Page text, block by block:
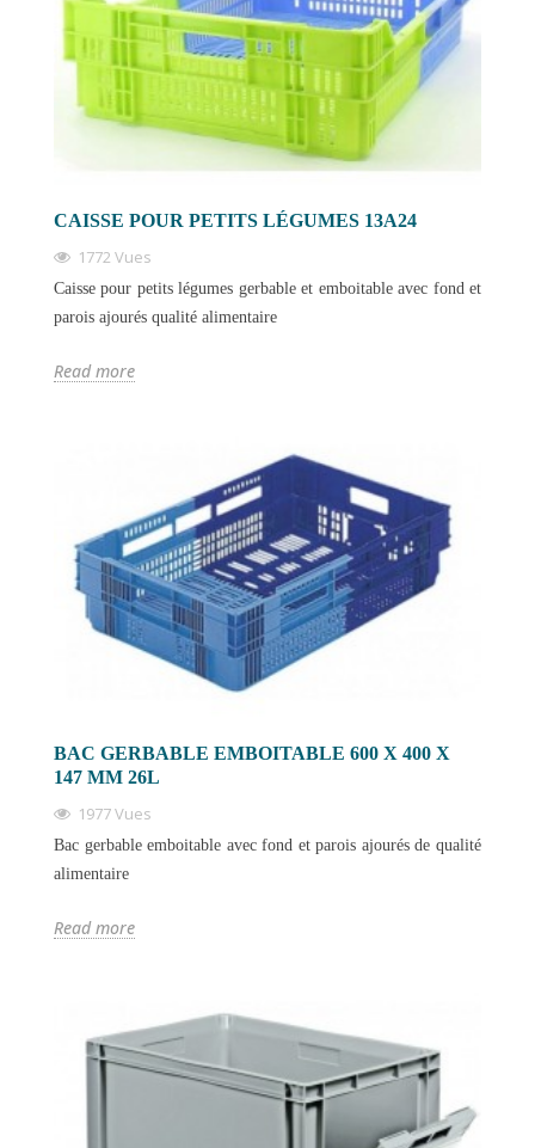
CAISSE POUR PETITS LÉGUMES 13A24
1772 Vues
Caisse pour petits légumes gerbable et emboitable avec fond et
parois ajourés qualité alimentaire
Read more
BAC GERBABLE EMBOITABLE 600 X 400 X
147 MM 26L
1977 Vues
Bac gerbable emboitable avec fond et parois ajourés de qualité
alimentaire
Read more